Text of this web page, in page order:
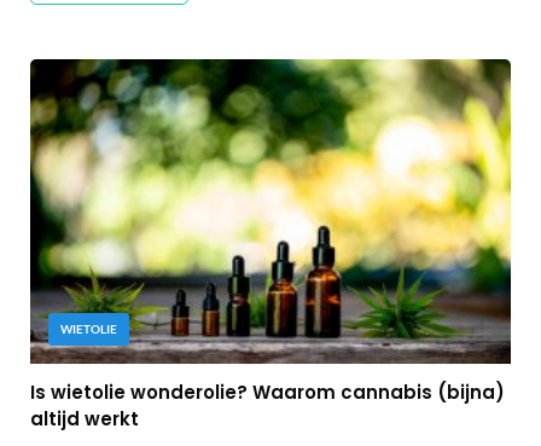
WIETOLIE
Is wietolie wonderolie? Waarom cannabis (bijna)
altijd werkt